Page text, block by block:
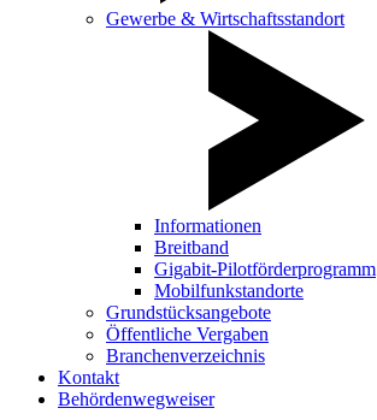
Gewerbe & Wirtschaftsstandort
Informationen
Breitband
Gigabit-Pilotförderprogramm
Mobilfunkstandorte
Grundstücksangebote
Öffentliche Vergaben
Branchenverzeichnis
Kontakt
Behördenwegweiser